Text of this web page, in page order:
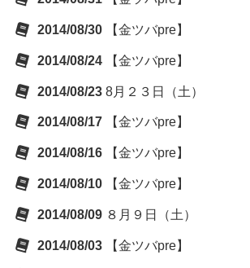
2014/08/30 【金ツバpre】
2014/08/24 【金ツバpre】
2014/08/23 8月２３日（土）
2014/08/17 【金ツバpre】
2014/08/16 【金ツバpre】
2014/08/10 【金ツバpre】
2014/08/09 ８月９日（土）
2014/08/03 【金ツバpre】